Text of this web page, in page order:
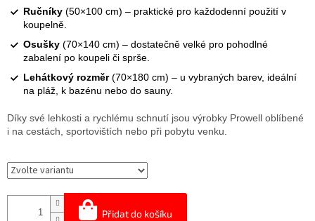
Přidat do košíku
Ručníky (50×100 cm) – praktické pro každodenní použití v
koupelně.
Osušky (70×140 cm) – dostatečně velké pro pohodlné
zabalení po koupeli či sprše.
Lehátkový rozměr(70×180 cm) – u vybraných barev, ideální
na pláž, k bazénu nebo do sauny.
Díky své lehkosti a rychlému schnutí jsou výrobky Prowell oblíbené
i na cestách, sportovištích nebo při pobytu venku.